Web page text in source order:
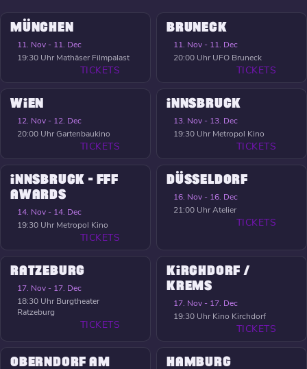
MÜNCHEN
11. Nov - 11. Dec
19:30 Uhr Mathäser Filmpalast
TICKETS
BRUNECK
11. Nov - 11. Dec
20:00 Uhr UFO Bruneck
TICKETS
WIEN
12. Nov - 12. Dec
20:00 UhrGartenbaukino
TICKETS
INNSBRUCK
13. Nov - 13. Dec
19:30 Uhr Metropol Kino
TICKETS
INNSBRUCK - FFF
AWARDS
14. Nov - 14. Dec
19:30 Uhr Metropol Kino
TICKETS
DÜSSELDORF
16. Nov - 16. Dec
21:00 UhrAtelier
TICKETS
RATZEBURG
17. Nov - 17. Dec
18:30 Uhr Burgtheater
Ratzeburg
TICKETS
KIRCHDORF /
KREMS
17. Nov - 17. Dec
19:30 Uhr Kino Kirchdorf
TICKETS
OBERNDORF AM
HAMBURG